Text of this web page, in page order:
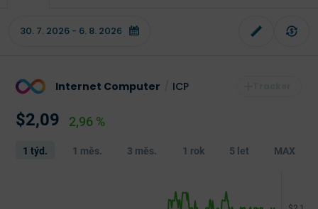
Internet Computer ICP
$2,09 2,96 %
1 týd. 1 měs. 3 měs. 1 rok 5 let MAX